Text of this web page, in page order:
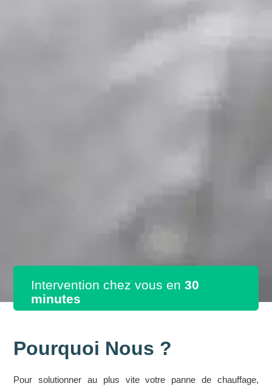
Intervention chez vous en 30
minutes
Pourquoi Nous ?
Pour solutionner au plus vite votre panne de chauffage,